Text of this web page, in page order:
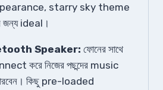
starry sky theme
জন্য ideal।
Speaker: ফোনের সাথে
করে নিজের পছন্দের music
কিছু pre-loaded